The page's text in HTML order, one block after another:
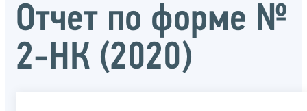
Отчет по форме №
2-НК (2020)